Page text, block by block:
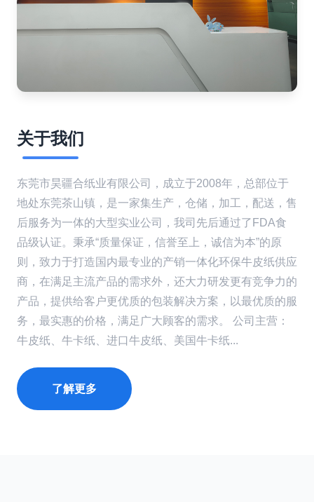
关于我们
东莞市昊疆合纸业有限公司，成立于2008年，总部位于
地处东莞茶山镇，是一家集生产，仓储，加工，配送，售
后服务为一体的大型实业公司，我司先后通过了FDA食
品级认证。秉承“质量保证，信誉至上，诚信为本”的原
则，致力于打造国内最专业的产销一体化环保牛皮纸供应
商，在满足主流产品的需求外，还大力研发更有竞争力的
产品，提供给客户更优质的包装解决方案，以最优质的服
务，最实惠的价格，满足广大顾客的需求。 公司主营：
牛皮纸、牛卡纸、进口牛皮纸、美国牛卡纸...
了解更多